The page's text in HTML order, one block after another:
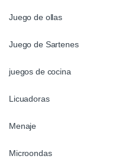
Juego de ollas
Juego de Sartenes
juegos de cocina
Licuadoras
Menaje
Microondas